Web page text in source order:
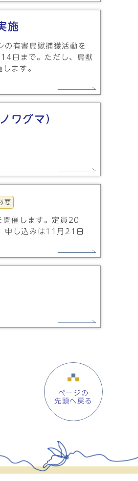
施
の有害鳥獣捕獲活動を
日まで。ただし、鳥獣
ます。
ワグマ）
要
催します。定員20
申し込みは11月21日
ページの
先頭へ戻る